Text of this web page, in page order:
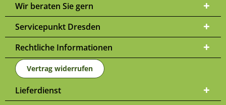
Wir beraten Sie gern
Servicepunkt Dresden
Rechtliche Informationen
Vertrag widerrufen
Lieferdienst